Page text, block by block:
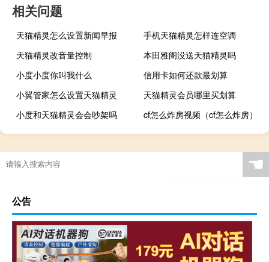
相关问题
天猫精灵怎么设置新闻早报
手机天猫精灵怎样连空调
天猫精灵改音量控制
本田雅阁没送天猫精灵吗
小度小度你叫我什么
信用卡如何还款最划算
小翼管家怎么设置天猫精灵
天猫精灵会员哪里买划算
小度和天猫精灵会会吵架吗
cf怎么炸房视频（cf怎么炸房）
☚
公告